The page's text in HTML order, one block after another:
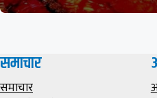
समाचार
समाचार